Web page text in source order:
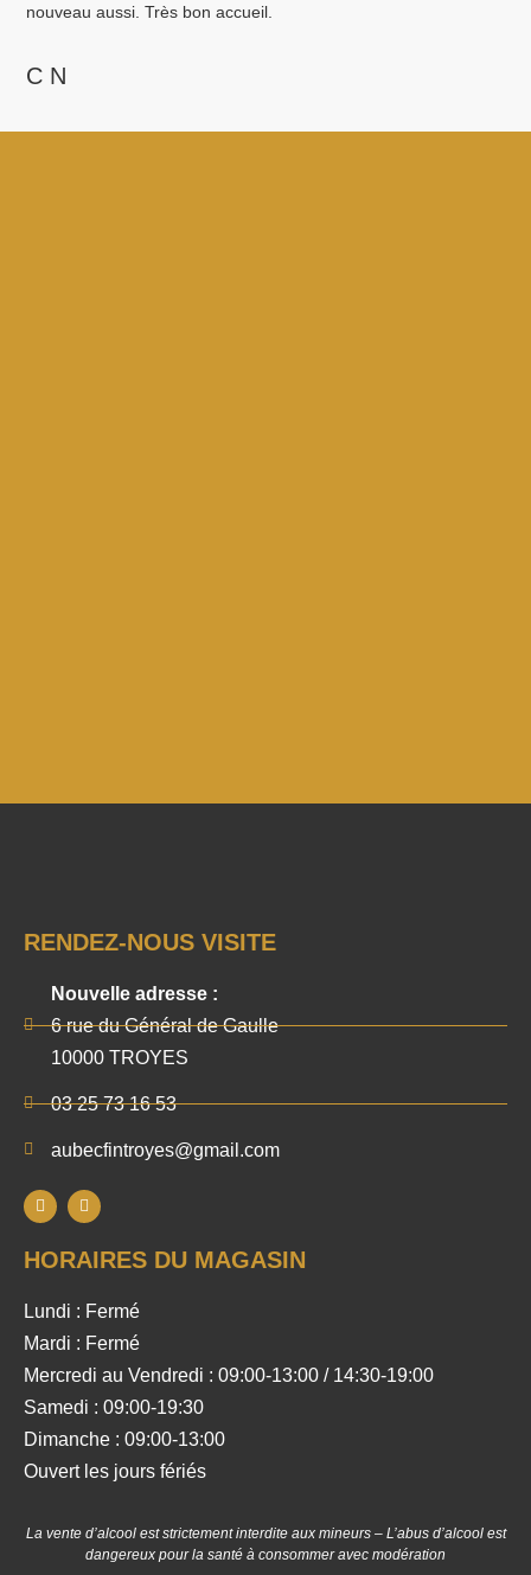
nouveau aussi. Très bon accueil.
C N
RENDEZ-NOUS VISITE
Nouvelle adresse :
6 rue du Général de Gaulle
10000 TROYES
03 25 73 16 53
aubecfintroyes@gmail.com
HORAIRES DU MAGASIN
Lundi : Fermé
Mardi : Fermé
Mercredi au Vendredi : 09:00-13:00 / 14:30-19:00
Samedi : 09:00-19:30
Dimanche : 09:00-13:00
Ouvert les jours fériés
La vente d’alcool est strictement interdite aux mineurs – L’abus d’alcool est
dangereux pour la santé à consommer avec modération